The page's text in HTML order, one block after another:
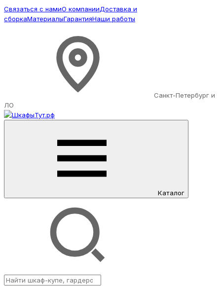
Связаться с намиО компанииДоставка и
сборкаМатериалыГарантияНаши работы
Санкт-Петербург и
ЛО
Каталог